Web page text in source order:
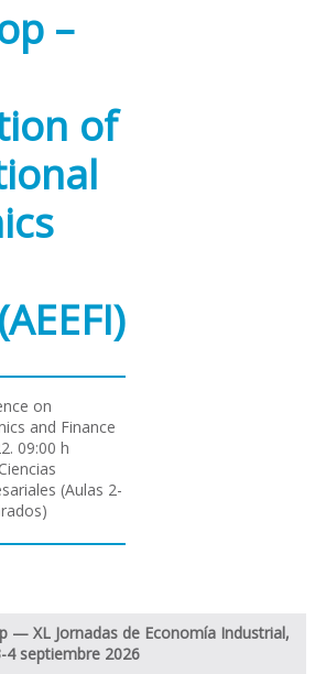
–
of
on
and Finance
09:00 h
(Aulas 2-
— XL Jornadas de Economía Industrial,
4 septiembre 2026